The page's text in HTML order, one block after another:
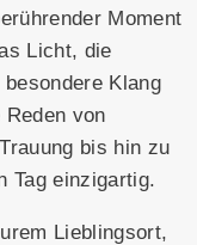
Moment
Licht, die
Klang
von
bis hin zu
Tag einzigartig.
Lieblingsort,